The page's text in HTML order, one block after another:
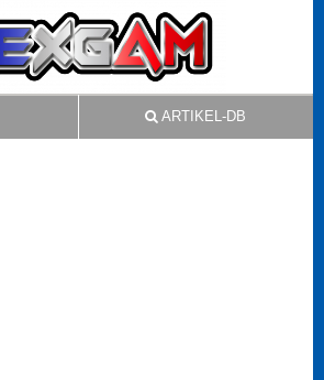
ARTIKEL-DB